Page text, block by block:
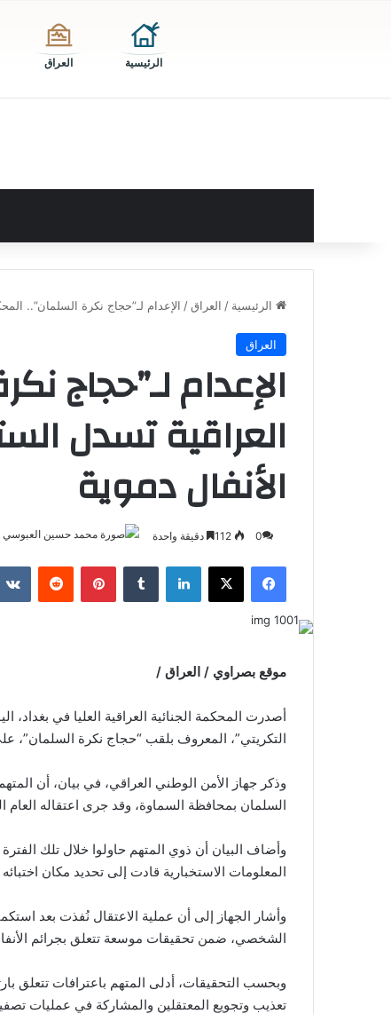
الرئيسية العراق
الرئيسية / العراق/ الإعدام لـ”حجاج نكرة السلمان”..
العراق
الإعدام لـ”حجاج
العراقية تسدل
الأنفال دموية
0 دقيقة واحدة
فيسبوك ‫X لينكدإن بينتيريست
موقع بصراوي / العراق /
أصدرت المحكمة الجنائية العراقية العليا في
التكريتي”، المعروف بلقب “حجاج نكرة السلمان”، على
وذكر جهاز الأمن الوطني العراقي، في بيان، أن
السلمان بمحافظة السماوة، وقد جرى اعتقاله
وأضاف البيان أن ذوي المتهم حاولوا خلال تلك الفترة
المعلومات الاستخبارية قادت إلى تحديد مكان
وأشار الجهاز إلى أن عملية الاعتقال نُفذت بعد
الشخصي، ضمن تحقيقات موسعة تتعلق بجرائم
وبحسب التحقيقات، أدلى المتهم باعترافات تتعلق
تعذيب وتجويع المعتقلين والمشاركة في عمليات